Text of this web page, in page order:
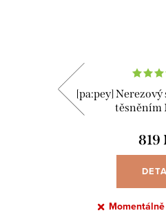
[pa:pey]
těsněním
819